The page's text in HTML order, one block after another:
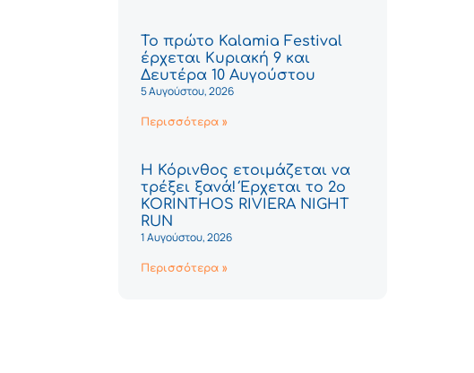
Το πρώτο Kalamia Festival
έρχεται Κυριακή 9 και
Δευτέρα 10 Αυγούστου
5 Αυγούστου, 2026
Περισσότερα »
Η Κόρινθος ετοιμάζεται να
τρέξει ξανά! Έρχεται το 2ο
KORINTHOS RIVIERA NIGHT
RUN
1 Αυγούστου, 2026
Περισσότερα »